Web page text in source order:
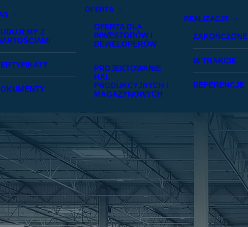
Z
OFERTA
OFERTA DLA
INWESTORÓW I
DEWELOPERÓW
PROJEKTOWANIE
HAL
PRODUKCYJNYCH I
MAGAZYNOWYCH
REALIZACJE
ZAKOŃCZONE
W TRAKCIE
REFERENCJE